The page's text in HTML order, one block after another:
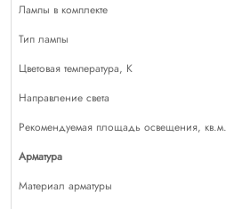
Лампы в комплекте
Тип лампы
Цветовая температура, К
Направление света
Рекомендуемая площадь освещения, кв.м.
Арматура
Материал арматуры